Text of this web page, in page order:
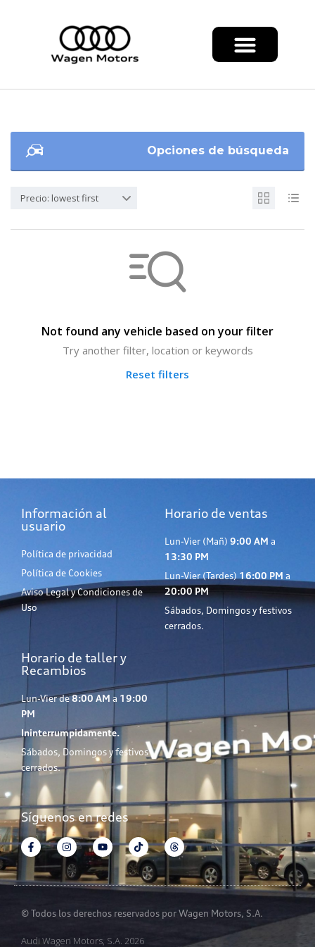
Opciones de búsqueda
Precio: lowest first
Not found any vehicle based on your filter
Try another filter, location or keywords
Reset filters
Información al
usuario
Política de privacidad
Política de Cookies
Aviso Legal y Condiciones de
Uso
Horario de ventas
Lun-Vier (Mañ) 9:00 AM a
13:30 PM
Lun-Vier (Tardes) 16:00 PM a
20:00 PM
Sábados, Domingos y festivos
cerrados.
Horario de taller y
Recambios
Lun-Vier de8:00 AM a 19:00
PM
Ininterrumpidamente.
Sábados, Domingos y festivos
cerrados.
Síguenos en redes
© Todos los derechos reservados por Wagen Motors, S.A.
Audi Wagen Motors, S.A. 2026